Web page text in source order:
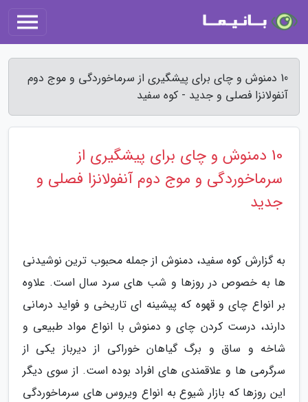
10 دمنوش و چای برای پیشگیری از سرماخوردگی و موج دوم
آنفولانزا فصلی و جدید - کوه سفید
10 دمنوش و چای برای پیشگیری از
سرماخوردگی و موج دوم آنفولانزا فصلی و
جدید
به گزارش کوه سفید، دمنوش از جمله محبوب ترین نوشیدنی
ها به خصوص در روزها و شب های سرد سال است. علاوه
بر انواع چای و قهوه که پیشینه ای تاریخی و فواید درمانی
دارند، درست کردن چای و دمنوش با انواع مواد طبیعی و
شاخه و ساق و برگ گیاهان خوراکی از دیرباز یکی از
سرگرمی ها و علاقمندی های افراد بوده است. از سوی دیگر
این روزها که بازار شیوع به انواع ویروس های سرماخوردگی